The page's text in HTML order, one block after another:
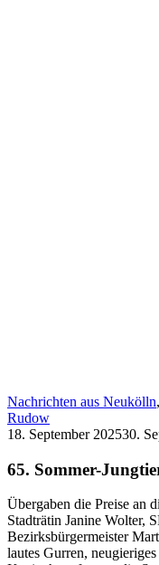
Nachrichten aus Neukölln,
Rudow
18. September 202530.
65. Sommer-
Übergaben die Preise an
Stadträtin Janine Wolter,
Bezirksbürgermeister
lautes Gurren,